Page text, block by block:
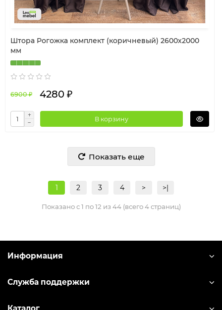
Штора Рогожка комплект (коричневый) 2600х2000
мм
6900 ₽ 4280 ₽
В корзину
Показать еще
1 2 3 4 > >|
Показано с 1 по 12 из 44 (всего 4 страниц)
Информация
Служба поддержки